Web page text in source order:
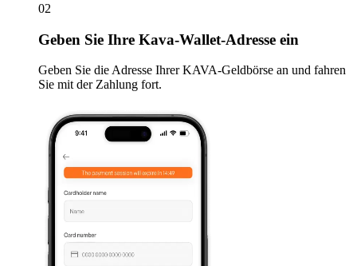
02
Geben Sie Ihre Kava-Wallet-Adresse ein
Geben Sie die Adresse Ihrer KAVA-Geldbörse an und fahren
Sie mit der Zahlung fort.